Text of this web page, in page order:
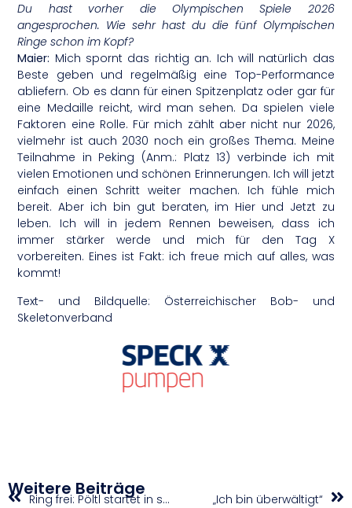
Du hast vorher die Olympischen Spiele 2026
angesprochen. Wie sehr hast du die fünf Olympischen
Ringe schon im Kopf?
Maier: Mich spornt das richtig an. Ich will natürlich das
Beste geben und regelmäßig eine Top-Performance
abliefern. Ob es dann für einen Spitzenplatz oder gar für
eine Medaille reicht, wird man sehen. Da spielen viele
Faktoren eine Rolle. Für mich zählt aber nicht nur 2026,
vielmehr ist auch 2030 noch ein großes Thema. Meine
Teilnahme in Peking (Anm.: Platz 13) verbinde ich mit
vielen Emotionen und schönen Erinnerungen. Ich will jetzt
einfach einen Schritt weiter machen. Ich fühle mich
bereit. Aber ich bin gut beraten, im Hier und Jetzt zu
leben. Ich will in jedem Rennen beweisen, dass ich
immer stärker werde und mich für den Tag X
vorbereiten. Eines ist Fakt: ich freue mich auf alles, was
kommt!
Text- und Bildquelle: Österreichischer Bob- und
Skeletonverband
Weitere Beiträge Ring frei: Pöltl startet in seine 9. NBA-Saison „Ich bin überwältigt“